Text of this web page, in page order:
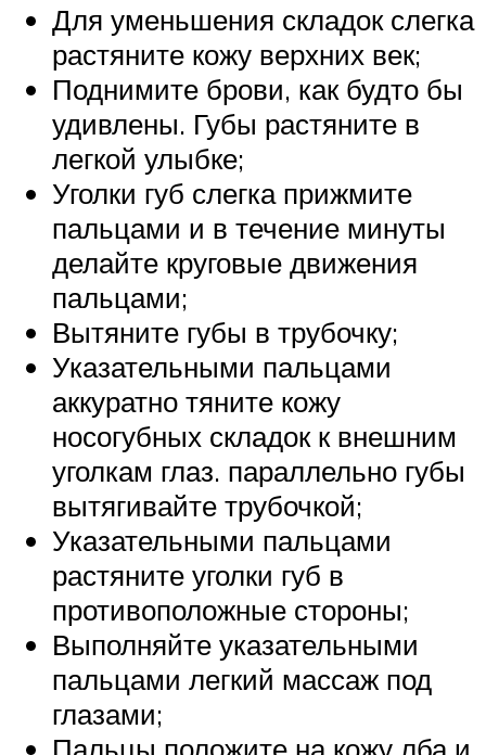
Для уменьшения складок слегка
растяните кожу верхних век;
Поднимите брови, как будто бы
удивлены. Губы растяните в
легкой улыбке;
Уголки губ слегка прижмите
пальцами и в течение минуты
делайте круговые движения
пальцами;
Вытяните губы в трубочку;
Указательными пальцами
аккуратно тяните кожу
носогубных складок к внешним
уголкам глаз. параллельно губы
вытягивайте трубочкой;
Указательными пальцами
растяните уголки губ в
противоположные стороны;
Выполняйте указательными
пальцами легкий массаж под
глазами;